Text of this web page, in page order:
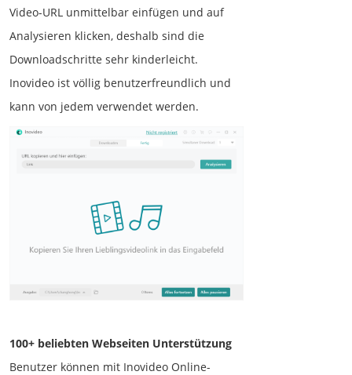
Video-URL unmittelbar einfügen und auf
Analysieren klicken, deshalb sind die
Downloadschritte sehr kinderleicht.
Inovideo ist völlig benutzerfreundlich und
kann von jedem verwendet werden.
100+ beliebten Webseiten Unterstützung
Benutzer können mit Inovideo Online-